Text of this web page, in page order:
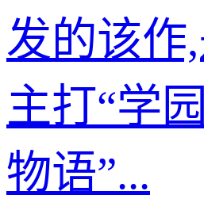
发的该作
主打“学
物语”...